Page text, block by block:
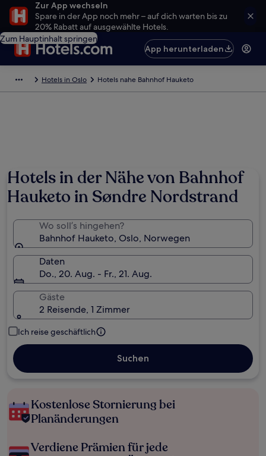
Zur App wechseln
Spare in der App noch mehr – auf dich warten bis zu
20% Rabatt auf ausgewählte Hotels.
Zum Hauptinhalt springen
App herunterladen
Hotels in Oslo Hotels nahe Bahnhof Hauketo
Hotels in der Nähe von Bahnhof
Hauketo in Søndre Nordstrand
Wo soll’s hingehen?
Bahnhof Hauketo, Oslo, Norwegen
Daten
Do., 20. Aug. - Fr., 21. Aug.
Gäste
2 Reisende, 1 Zimmer
Ich reise geschäftlich
Suchen
Kostenlose Stornierung bei
Planänderungen
Verdiene Prämien für jede